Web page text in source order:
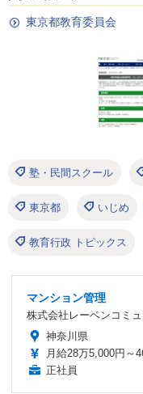
東京都教育委員会
塾・民間スクール
東京都 いじめ
教育行政 トピックス
マンション管理
株式会社レーベンコミ
神奈川県
月給28万5,000円～
正社員